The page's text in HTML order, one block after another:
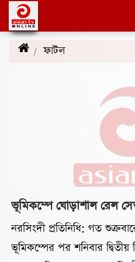
ফাটল
ভূমিকম্পে ঘোড়াশাল রেল
নরসিংদী প্রতিনিধি: গত
ভূমিকম্পের পর শনিবার